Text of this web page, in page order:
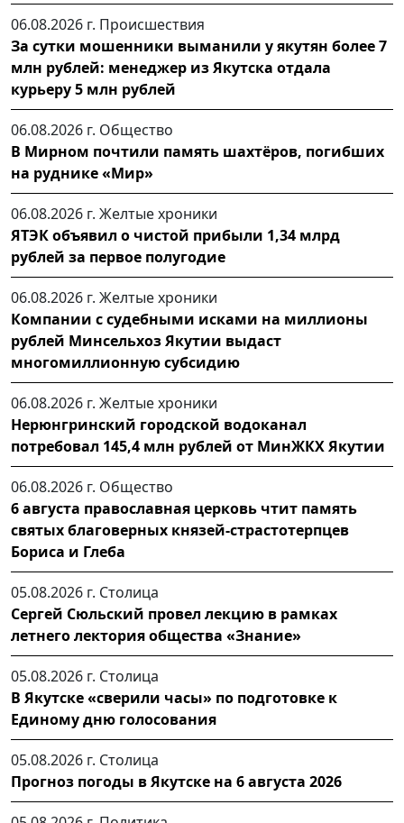
06.08.2026 г. Происшествия
За сутки мошенники выманили у якутян более 7
млн рублей: менеджер из Якутска отдала
курьеру 5 млн рублей
06.08.2026 г. Общество
В Мирном почтили память шахтёров, погибших
на руднике «Мир»
06.08.2026 г. Желтые хроники
ЯТЭК объявил о чистой прибыли 1,34 млрд
рублей за первое полугодие
06.08.2026 г. Желтые хроники
Компании с судебными исками на миллионы
рублей Минсельхоз Якутии выдаст
многомиллионную субсидию
06.08.2026 г. Желтые хроники
Нерюнгринский городской водоканал
потребовал 145,4 млн рублей от МинЖКХ Якутии
06.08.2026 г. Общество
6 августа православная церковь чтит память
святых благоверных князей-страстотерпцев
Бориса и Глеба
05.08.2026 г. Столица
Сергей Сюльский провел лекцию в рамках
летнего лектория общества «Знание»
05.08.2026 г. Столица
В Якутске «сверили часы» по подготовке к
Единому дню голосования
05.08.2026 г. Столица
Прогноз погоды в Якутске на 6 августа 2026